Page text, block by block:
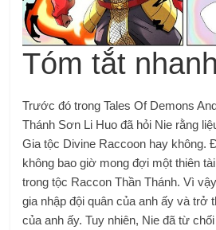
Tóm tắt
Trước đó trong Tales Of Demons
Thánh Sơn Li Huo đã hỏi Nie rằng
Gia tộc Divine Raccoon hay không.
không bao giờ mong đợi một thiên
trong tộc Raccon Thần Thánh. Vì
gia nhập đội quân của anh ấy và trở
của anh ấy. Tuy nhiên, Nie đã từ